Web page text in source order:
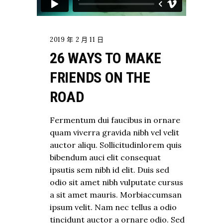
2019 年 2 月 11 日
26 WAYS TO MAKE
FRIENDS ON THE
ROAD
Fermentum dui faucibus in ornare
quam viverra gravida nibh vel velit
auctor aliqu. Sollicitudinlorem quis
bibendum auci elit consequat
ipsutis sem nibh id elit. Duis sed
odio sit amet nibh vulputate cursus
a sit amet mauris. Morbiaccumsan
ipsum velit. Nam nec tellus a odio
tincidunt auctor a ornare odio. Sed